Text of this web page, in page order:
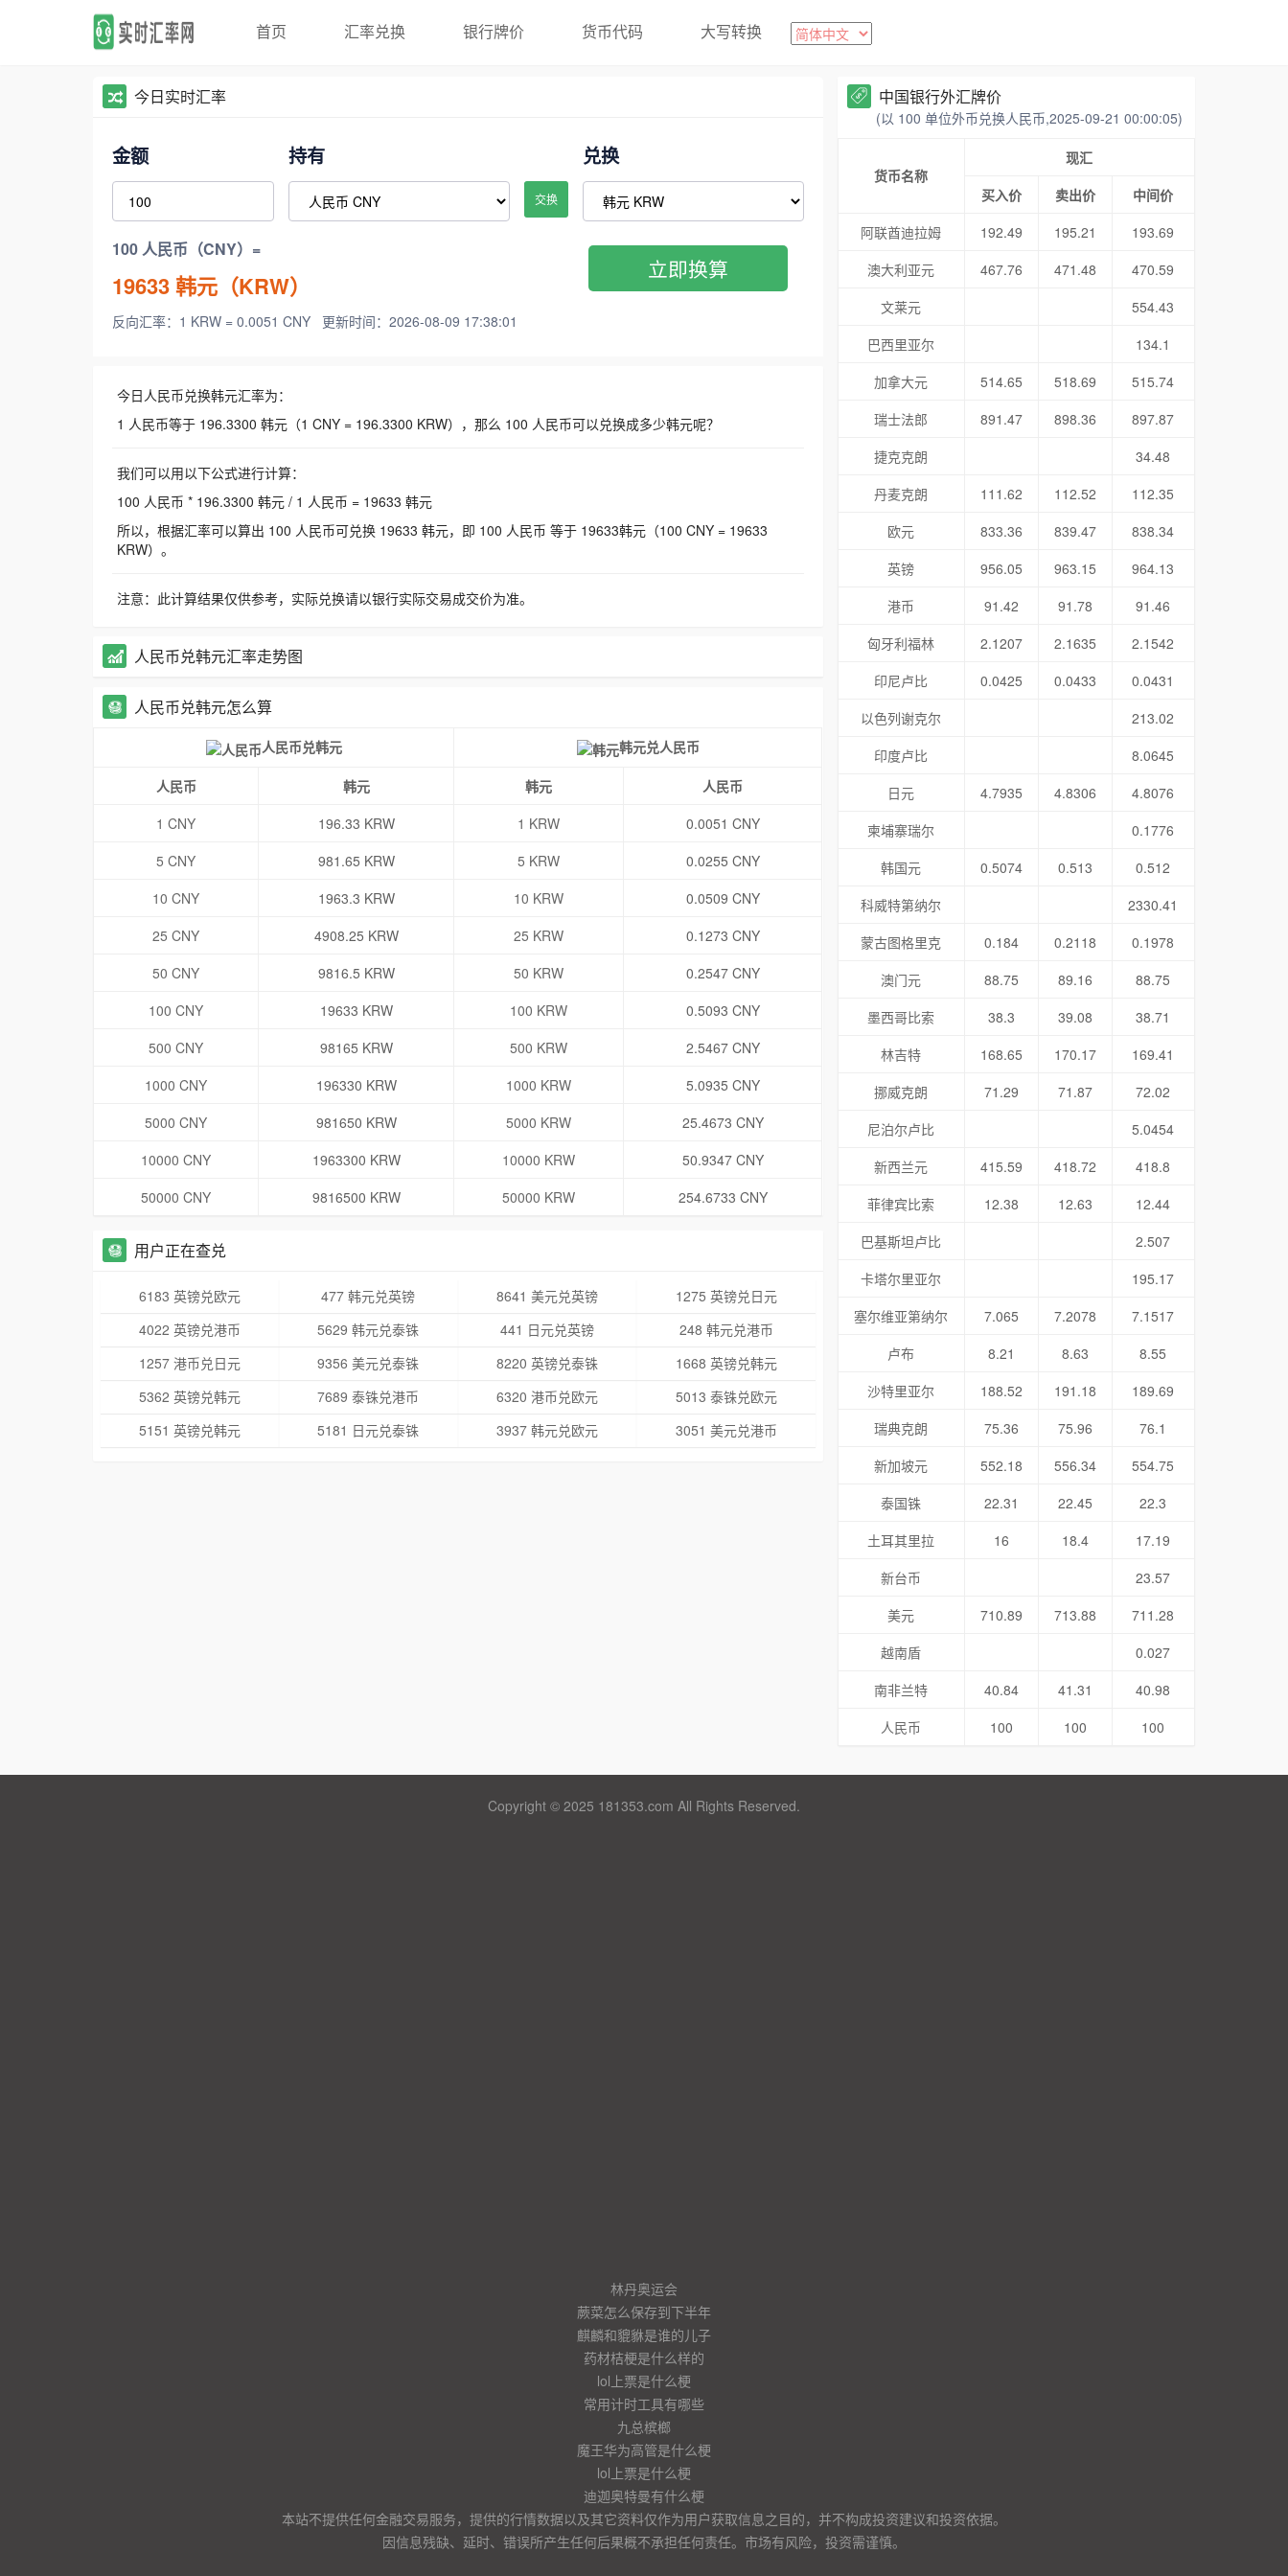
首页 汇率兑换 银行牌价 货币代码 大写转换
今日实时汇率
金额 持有
交换
兑换
100 人民币（CNY）=
19633韩元（KRW）
反向汇率：1 KRW = 0.0051 CNY 更新时间：2026-08-09 17:38:01
立即换算
今日人民币兑换韩元汇率为：
1 人民币等于 196.3300 韩元（1 CNY = 196.3300 KRW），那么 100 人民币可以兑换成多少韩元呢？
我们可以用以下公式进行计算：
100 人民币 * 196.3300 韩元 / 1 人民币 = 19633 韩元
所以，根据汇率可以算出 100 人民币可兑换 19633 韩元，即 100 人民币 等于 19633韩元（100 CNY = 19633
KRW）。
注意：此计算结果仅供参考，实际兑换请以银行实际交易成交价为准。
人民币兑韩元汇率走势图
人民币兑韩元怎么算
人民币兑韩元 韩元兑人民币
人民币 韩元 韩元
人民币
1 CNY
196.33 KRW 1 KRW
0.0051 CNY
5 CNY
981.65 KRW 5 KRW
0.0255 CNY
10 CNY
1963.3 KRW 10 KRW
0.0509 CNY
25 CNY
4908.25 KRW 25 KRW
0.1273 CNY
50 CNY
9816.5 KRW 50 KRW
0.2547 CNY
100 CNY
19633 KRW 100 KRW
0.5093 CNY
500 CNY
98165 KRW 500 KRW
2.5467 CNY
1000 CNY
196330 KRW 1000 KRW
5.0935 CNY
5000 CNY
981650 KRW 5000 KRW
25.4673 CNY
10000 CNY
1963300 KRW 10000 KRW
50.9347 CNY
50000 CNY
9816500 KRW 50000 KRW 254.6733 CNY
用户正在查兑
6183 英镑兑欧元 477 韩元兑英镑 8641 美元兑英镑
1275 英镑兑日元
4022 英镑兑港币
5629 韩元兑泰铢 441 日元兑英镑
248 韩元兑港币
1257 港币兑日元
9356 美元兑泰铢 8220 英镑兑泰铢
1668 英镑兑韩元
5362 英镑兑韩元
7689 泰铢兑港币 6320 港币兑欧元
5013 泰铢兑欧元
5151 英镑兑韩元
5181 日元兑泰铢 3937 韩元兑欧元 3051 美元兑港币
中国银行外汇牌价
(以 100 单位外币兑换人民币,2025-09-21 00:00:05)
货币名称
现汇
买入价
卖出价
中间价
阿联酋迪拉姆
192.49 195.21
193.69
澳大利亚元
467.76 471.48
470.59
文莱元
554.43
巴西里亚尔
134.1
加拿大元
514.65 518.69
515.74
瑞士法郎
891.47 898.36
897.87
捷克克朗
34.48
丹麦克朗
111.62 112.52
112.35
欧元
833.36 839.47
838.34
英镑
956.05 963.15
964.13
港币
91.42 91.78
91.46
匈牙利福林
2.1207 2.1635
2.1542
印尼卢比
0.0425 0.0433
0.0431
以色列谢克尔
213.02
印度卢比
8.0645
日元
4.7935 4.8306
4.8076
柬埔寨瑞尔
0.1776
韩国元
0.5074 0.513
0.512
科威特第纳尔
2330.41
蒙古图格里克
0.184 0.2118
0.1978
澳门元
88.75 89.16
88.75
墨西哥比索
38.3 39.08
38.71
林吉特
168.65 170.17
169.41
挪威克朗
71.29 71.87
72.02
尼泊尔卢比
5.0454
新西兰元
415.59 418.72
418.8
菲律宾比索
12.38 12.63
12.44
巴基斯坦卢比
2.507
卡塔尔里亚尔
195.17
塞尔维亚第纳尔
7.065 7.2078
7.1517
卢布
8.21 8.63
8.55
沙特里亚尔
188.52 191.18
189.69
瑞典克朗
75.36 75.96
76.1
新加坡元
552.18 556.34
554.75
泰国铢
22.31 22.45
22.3
土耳其里拉
16 18.4
17.19
新台币
23.57
美元
710.89 713.88
711.28
越南盾
0.027
南非兰特
40.84 41.31
40.98
人民币
100 100 100
Copyright © 2025 181353.com All Rights Reserved.
林丹奥运会
蕨菜怎么保存到下半年
麒麟和貔貅是谁的儿子
药材桔梗是什么样的
lol上票是什么梗
常用计时工具有哪些
九总槟榔
魔王华为高管是什么梗
lol上票是什么梗
迪迦奥特曼有什么梗
本站不提供任何金融交易服务，提供的行情数据以及其它资料仅作为用户获取信息之目的，并不构成投资建议和投资依据。
因信息残缺、延时、错误所产生任何后果概不承担任何责任。市场有风险，投资需谨慎。